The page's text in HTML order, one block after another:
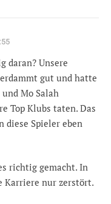
daran? Unsere
gut und hatte
Mo Salah
Top Klubs taten. Das
diese Spieler eben
richtig gemacht. In
Karriere nur zerstört.